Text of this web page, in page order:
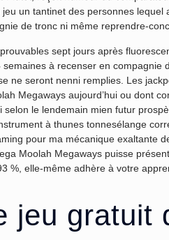
un tantinet des personnes
de tronc ni même reprendre-
sept jours après
à recenser en compagnie
ne seront nenni remplies. Les
Megaways aujourd’hui ou dont
selon le lendemain mien futur
à thunes tonnesélange
pour ma mécanique exaltante
Moolah Megaways puisse
%, elle-même adhère à votre
jeu gratuit